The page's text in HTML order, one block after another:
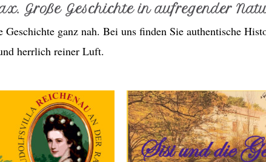
Große Geschichte in aufregender
ganz nah. Bei uns finden Sie authentische
herrlich reiner Luft.